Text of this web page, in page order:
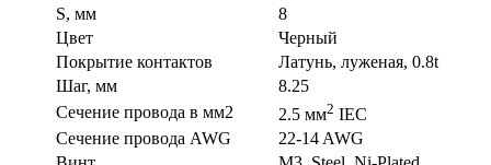
S, мм
8
Цвет
Черный
Покрытие контактов
Латунь, луженая, 0.8t
Шаг, мм
8.25
Сечение провода в мм2
2.5 мм2 IEC
Сечение провода AWG
22-14 AWG